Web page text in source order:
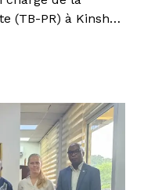
tuberculose pharmacorésistante (TB-PR) à Kinshasa, malgré les avancées enregistrées grâce à l’introduction de nouveaux schémas thérapeutiques tels que le BPaL-M (Bédaquiline, Prétomanide, Linézolide, Moxifloxacine), plusieurs difficultés persistent sur le terrain. C’est dans ce contexte que nous avons organisé, à travers le Centre d’Excellence Damien (CEDA), ce jeudi 14 mai 2026, une matinée scientifique consacrée au renforcement du suivi infirmier des patients affectés par la TB-PR.Tenue à l’occasion de la Journée internationale des infirmiers, considérée comme un moment de reconnaissance du rôle essentiel du personnel infirmier, dont l’engagement quotidien contribue directement à l’amélioration des résultats thérapeutiques des patients, cette rencontre a réuni les infirmiers des nouveaux Centres de Dépistage et de Traitement de la TB-PR (CDT TB-PR), les superviseurs des structures partenaires (confessions religieuse : catholique, églises protestante et armée du salut), ainsi que les représentants de la Coordination Provinciale Lèpre et Tuberculose (CPLTundefinedKinshasa).Sous le thème : « Impact du suivi infirmier rigoureux dans la prise en charge de la TB-PR : défis et perspectives à Kinshasa », les échanges ont mis en lumière les principaux défis du terrain, notamment l’irrégularité du suivi bactériologique, la gestion des effets indésirables, le non-respect du Traitement Directement Observé (TDO) ainsi que la qualité insuffisante des dossiers médicaux.Les participants ont été sensibilisés à l’importance du suivi régulier des patients à travers les examens bactériologiques (frottis, cultures, GeneXpert), ainsi que le monitorage des effets secondaires du traitement BPaL-M (Neuropathies, troubles digestifs, atteintes visuelles, allongement du QT (cardiaque), troubles hématologiques, fatigue, éruptions cutanées …).Le rôle central du personnel infirmier a été rappelé, notamment dans la qualité des prélèvements, la documentation des données et le respect du TDO, éléments essentiels pour renforcer la qualité des données du Programme National de Lutte contre la Tuberculose (PNLT).À Kinshasa, Action Damien accompagnons plus de 140 structures de prise en charge de la tuberculose sensible et pharmacorésistante, en étroite collaboration avec la Coordination Provinciale Lèpre et Tuberculose (CPLTundefinedKinshasa). Cette dynamique vise à renforcer l’accès aux soins, rapprocher les services des communautés et améliorer la qualité de la prise en charge des patients.Le CEDA demeure le seul centre spécialisé dans la prise en charge des cas complexes de tuberculose, notamment la tuberculose pharmacorésistante (TB-PR), depuis plus de 10 ans.Dans cette dynamique, nous poursuivons le renforcement des capacités des prestataires de soins et l’amélioration continue de la qualité de la prise en charge des personnes affectées, pour de meilleures chances de guérison, car un bon suivi infirmier aujourd’hui contribue à une guérison assurée demain.